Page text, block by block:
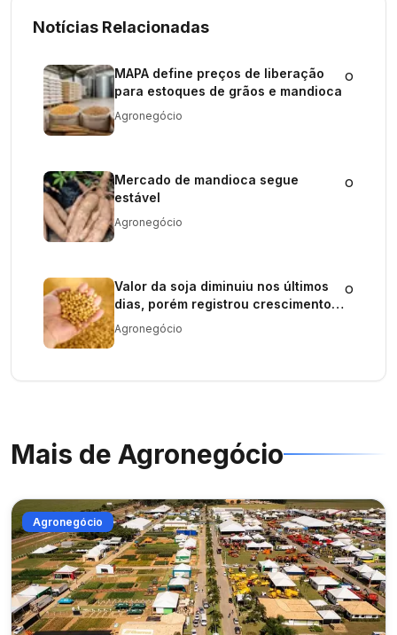
Notícias Relacionadas
MAPA define preços de liberação
para estoques de grãos e mandioca
Agronegócio
o
Mercado de mandioca segue
estável
Agronegócio
o
Valor da soja diminuiu nos últimos
dias, porém registrou crescimento
em maio
Agronegócio
o
Mais de Agronegócio
Agronegócio